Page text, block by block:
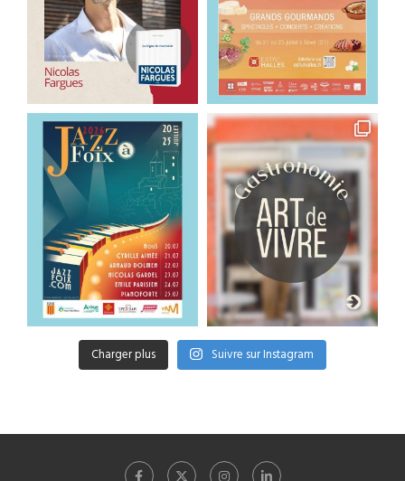
Charger plus Suivre sur Instagram